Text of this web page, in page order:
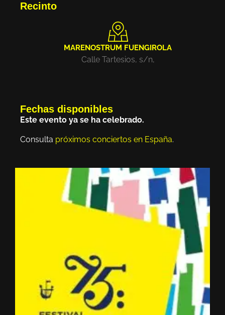
Recinto
MARENOSTRUM FUENGIROLA
Calle Tartesios, s/n,
Fechas disponibles
Este evento ya se ha celebrado.
Consulta próximos conciertos en España.